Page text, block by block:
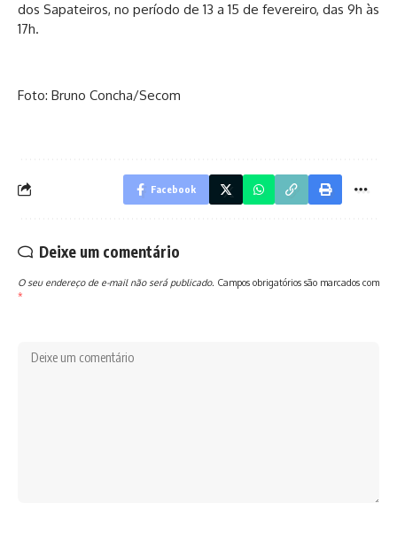
dos Sapateiros, no período de 13 a 15 de fevereiro, das 9h às
17h.
Foto: Bruno Concha/Secom
Facebook
Deixe um comentário
O seu endereço de e-mail não será publicado. Campos obrigatórios são marcados com
*